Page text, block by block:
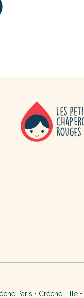
Paris • Crèche Lille •